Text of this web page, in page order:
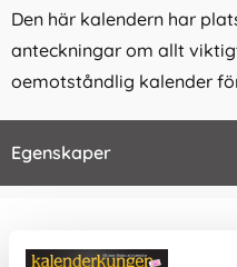
Den här kalendern har
anteckningar om allt
oemotståndlig kalender
Egenskaper
Relaterade kategorier